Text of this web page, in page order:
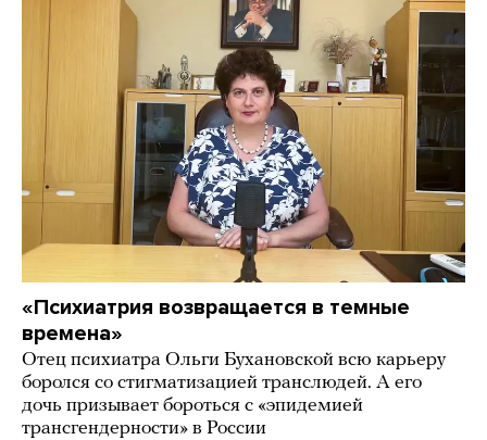
«Психиатрия возвращается в темные
времена»
Отец психиатра Ольги Бухановской всю карьеру
боролся со стигматизацией транслюдей. А его
дочь призывает бороться с «эпидемией
трансгендерности» в России